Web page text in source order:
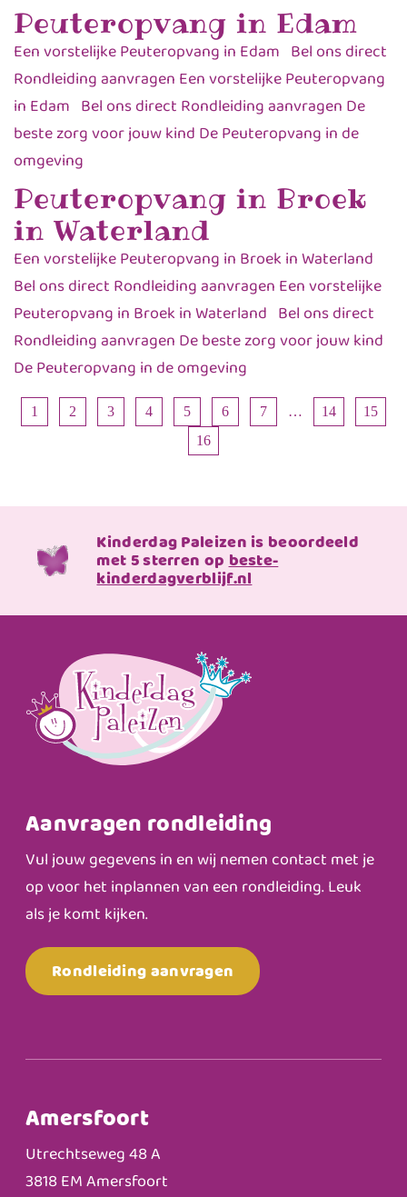
Peuteropvang in Edam
Een vorstelijke Peuteropvang in Edam Bel ons direct
Rondleiding aanvragen Een vorstelijke Peuteropvang
in Edam Bel ons direct Rondleiding aanvragen De
beste zorg voor jouw kind De Peuteropvang in de
omgeving
Peuteropvang in Broek
in Waterland
Een vorstelijke Peuteropvang in Broek in Waterland
Bel ons direct Rondleiding aanvragen Een vorstelijke
Peuteropvang in Broek in Waterland Bel ons direct
Rondleiding aanvragen De beste zorg voor jouw kind
De Peuteropvang in de omgeving
1 2 3 4 5 6 7 … 14
15
16
Kinderdag Paleizen is beoordeeld
met 5 sterren opbeste-
kinderdagverblijf.nl
Aanvragen rondleiding
Vul jouw gegevens in en wij nemen contact met je
op voor het inplannen van een rondleiding. Leuk
als je komt kijken.
Rondleiding aanvragen
Amersfoort
Utrechtseweg 48 A
3818 EM Amersfoort